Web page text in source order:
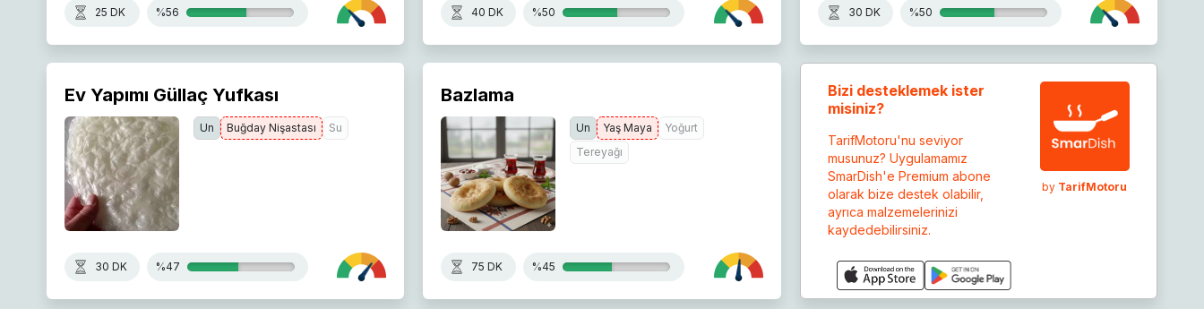
25 DK %56 40 DK %50 30 DK %50
Ev Yapımı Güllaç Yufkası
Un Buğday Nişastası Su
30 DK %47
Bazlama
Un Yaş Maya
Yoğurt
Tereyağı
75 DK %45
Bizi desteklemek ister
misiniz?
TarifMotoru'nu seviyor
musunuz? Uygulamamız
SmarDish'e Premium abone
olarak bize destek olabilir,
ayrıca malzemelerinizi
kaydedebilirsiniz.
by TarifMotoru